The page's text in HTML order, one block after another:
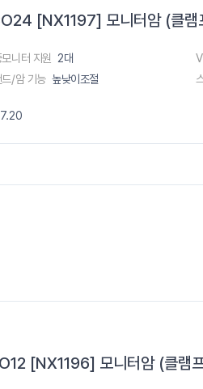
[NX1197] 모니터암 (클램
니터 지원 2대
/암 기능 높낮이조절
[NX1196] 모니터암 (클램